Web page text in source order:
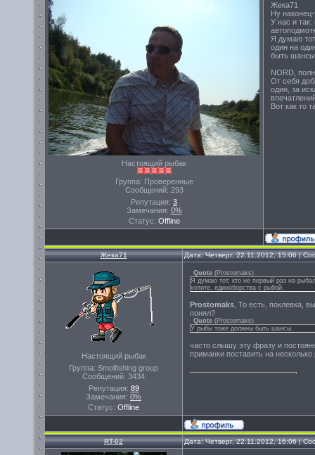
Настоящий рыбак
Группа: Проверенные
Сообщений: 293
Репутация: 3
Замечания: 0%
Статус: Offline
Жека71
Ну
У нас и так:
Я думаю
один на
быть
NORD,
От себя
один, за
Вот как то
Жека71 Дата: Четверг, 22.11.2012, 15:06 |
Настоящий рыбак
Группа: Smolfishing group
Сообщений: 3434
Репутация: 89
Замечания: 0%
Статус: Offline
Quote (Prostomaks)
Я думаю тот, кто не первый раз на
хотите, единоборства с рыбой.
Prostomaks , То есть, поклевка,
понял?
Quote (Prostomaks)
У рыбы тоже должны быть шансы.
часто слышу эту фразу и
приманки поставить на
RT-02 Дата: Четверг, 22.11.2012, 16:06 |